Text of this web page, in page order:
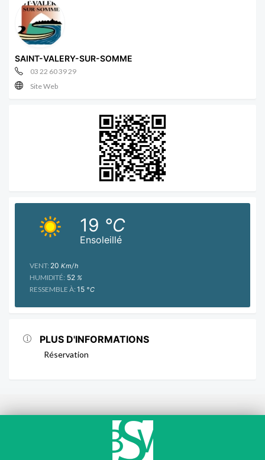
SAINT-VALERY-SUR-SOMME
03 22 60 39 29
Site Web
Ensoleillé
19 °C
VENT: 20 Km/h
HUMIDITÉ: 52 %
RESSEMBLE À: 15 °C
PLUS D'INFORMATIONS
Réservation